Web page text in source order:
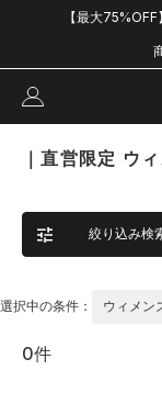
【最大
｜直営限定 ウ
絞り込み検
選択中の条件： ウィメン
0件